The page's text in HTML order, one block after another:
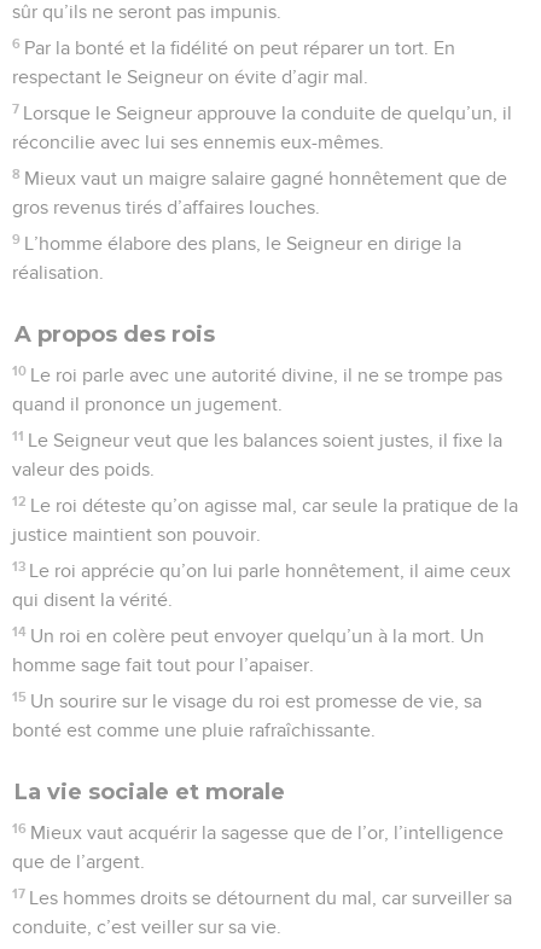
sûr qu’ils ne seront pas impunis.
6 Par la bonté et la fidélité on peut réparer un tort. En
respectant le Seigneur on évite d’agir mal.
7 Lorsque le Seigneur approuve la conduite de quelqu’un, il
réconcilie avec lui ses ennemis eux-mêmes.
8 Mieux vaut un maigre salaire gagné honnêtement que de
gros revenus tirés d’affaires louches.
9 L’homme élabore des plans, le Seigneur en dirige la
réalisation.
A propos des rois
10 Le roi parle avec une autorité divine, il ne se trompe pas
quand il prononce un jugement.
11 Le Seigneur veut que les balances soient justes, il fixe la
valeur des poids.
12 Le roi déteste qu’on agisse mal, car seule la pratique de la
justice maintient son pouvoir.
13 Le roi apprécie qu’on lui parle honnêtement, il aime ceux
qui disent la vérité.
14 Un roi en colère peut envoyer quelqu’un à la mort. Un
homme sage fait tout pour l’apaiser.
15 Un sourire sur le visage du roi est promesse de vie, sa
bonté est comme une pluie rafraîchissante.
La vie sociale et morale
16 Mieux vaut acquérir la sagesse que de l’or, l’intelligence
que de l’argent.
17 Les hommes droits se détournent du mal, car surveiller sa
conduite, c’est veiller sur sa vie.